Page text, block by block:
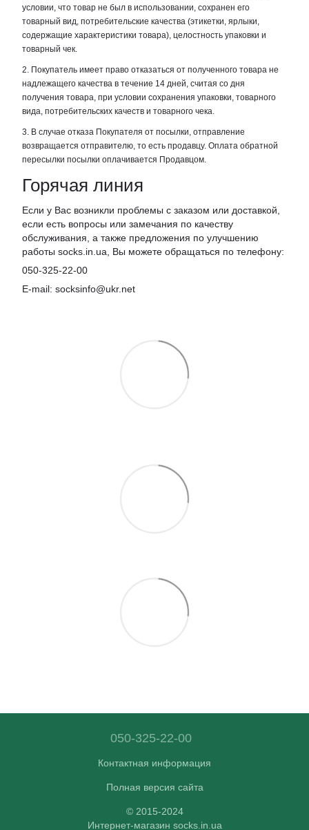
условии, что товар не был в использовании, сохранен его
товарный вид, потребительские качества (этикетки, ярлыки,
содержащие характеристики товара), целостность упаковки и
товарный чек.
2. Покупатель имеет право отказаться от полученного товара не
надлежащего качества в течение 14 дней, считая со дня
получения товара, при условии сохранения упаковки, товарного
вида, потребительских качеств и товарного чека.
3. В случае отказа Покупателя от посылки, отправление
возвращается отправителю, то есть продавцу. Оплата обратной
пересылки посылки оплачивается Продавцом.
Горячая линия
Если у Вас возникли проблемы с заказом или доставкой,
если есть вопросы или замечания по качеству
обслуживания, а также предложения по улучшению
работы socks.in.ua, Вы можете обращаться по телефону:
050-325-22-00
E-mail: socksinfo@ukr.net
050-325-22-00
Контактная информация
Полная версия сайта
© 2015-2024
Интернет-магазин socks.in.ua